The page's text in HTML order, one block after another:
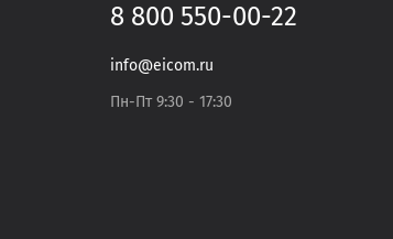
8 800 550-00-22
info@eicom.ru
Пн-Пт 9:30 - 17:30